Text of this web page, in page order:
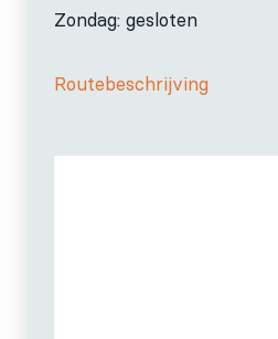
Zondag: gesloten
Routebeschrijving